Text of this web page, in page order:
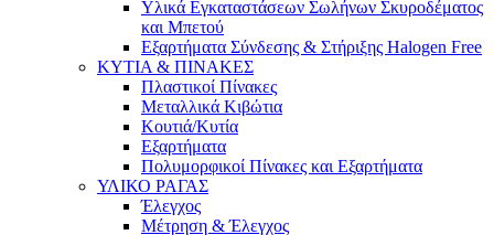
Υλικά Εγκαταστάσεων Σωλήνων Σκυροδέματος
και Μπετού
Εξαρτήματα Σύνδεσης & Στήριξης Halogen Free
ΚΥΤΙΑ & ΠΙΝΑΚΕΣ
Πλαστικοί Πίνακες
Μεταλλικά Κιβώτια
Κουτιά/Κυτία
Εξαρτήματα
Πολυμορφικοί Πίνακες και Εξαρτήματα
ΥΛΙΚΟ ΡΑΓΑΣ
Έλεγχος
Μέτρηση & Έλεγχος